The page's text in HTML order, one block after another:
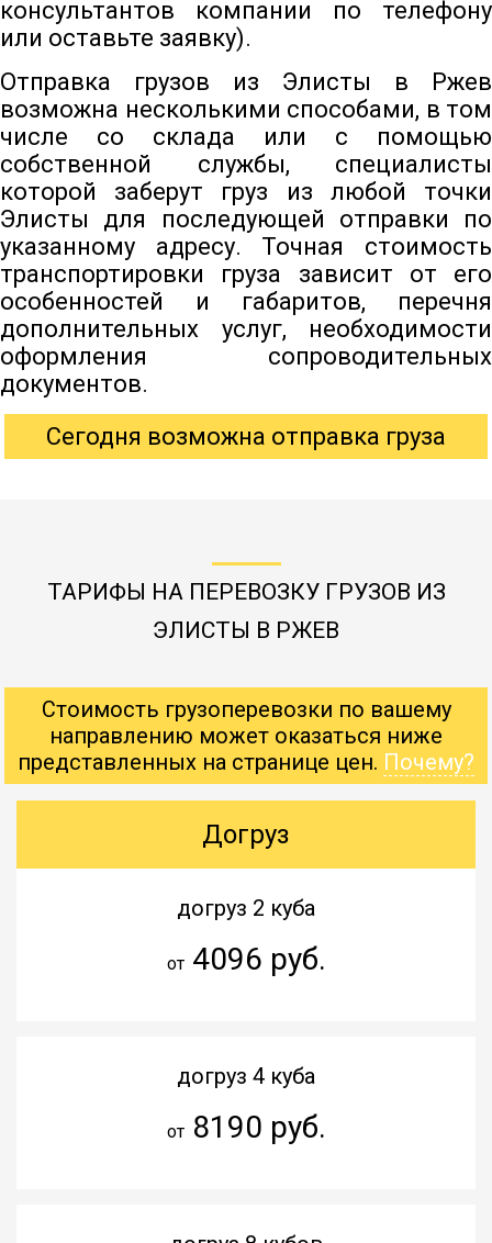
консультантов компании по телефону
или оставьте заявку).
Отправка грузов из Элисты в Ржев
возможна несколькими способами, в том
числе со склада или с помощью
собственной службы, специалисты
которой заберут груз из любой точки
Элисты для последующей отправки по
указанному адресу. Точная стоимость
транспортировки груза зависит от его
особенностей и габаритов, перечня
дополнительных услуг, необходимости
оформления сопроводительных
документов.
Сегодня возможна отправка груза
ТАРИФЫ НА ПЕРЕВОЗКУ ГРУЗОВ ИЗ
ЭЛИСТЫ В РЖЕВ
Стоимость грузоперевозки по вашему
направлению может оказаться ниже
представленных на странице цен. Почему?
Догруз
догруз 2 куба
от4096 руб.
догруз 4 куба
от8190 руб.